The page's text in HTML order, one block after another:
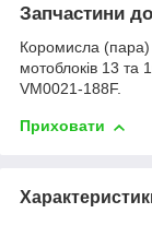
Запчастини
Коромисла (пара)
мотоблоків 13 та
VM0021-188F.
Приховати